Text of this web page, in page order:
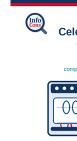
Ghid InfoCons –